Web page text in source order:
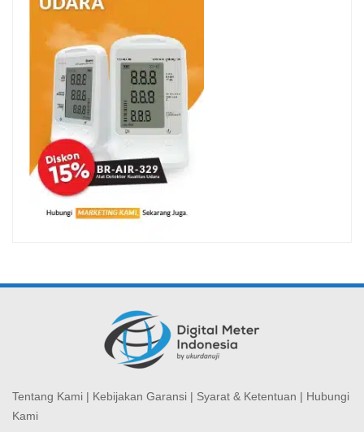
Tentang Kami | Kebijakan Garansi | Syarat & Ketentuan | Hubungi
Kami